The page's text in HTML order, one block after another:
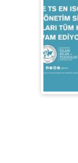
GİBTÜ